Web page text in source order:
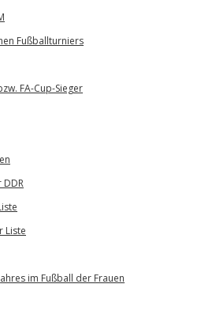
Fußballturniers
FA-Cup-Sieger
DDR
Liste
im Fußball der Frauen